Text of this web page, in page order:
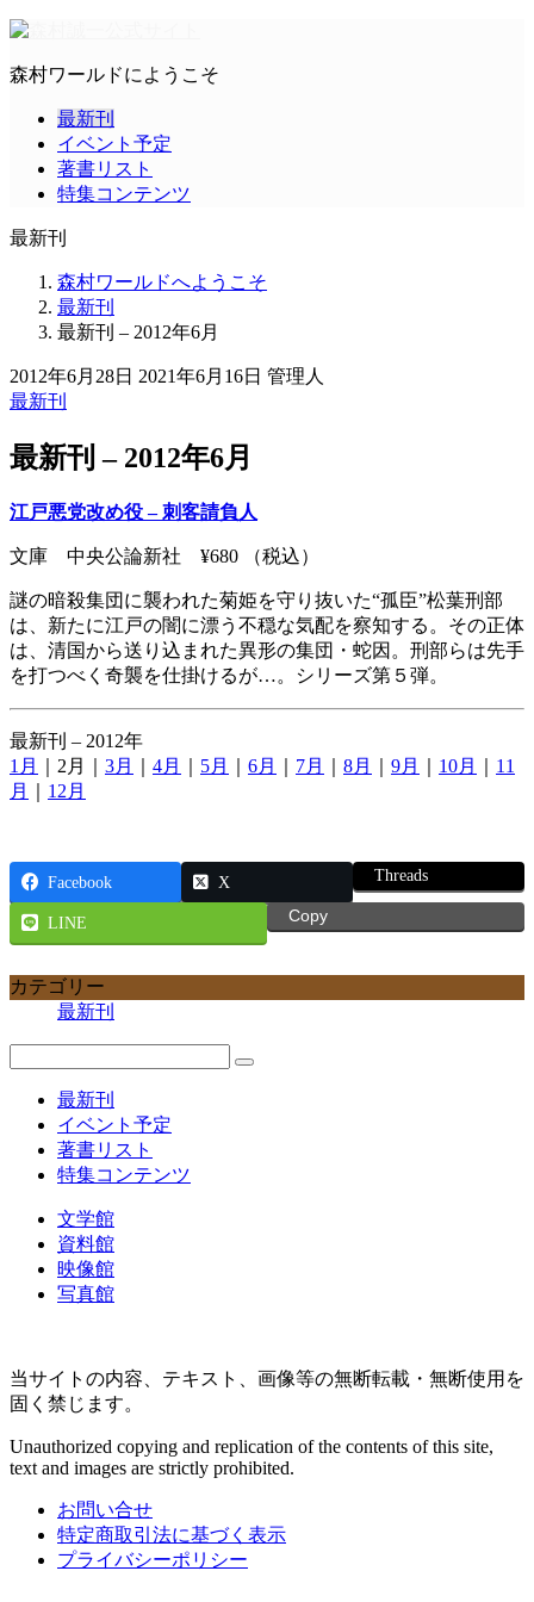
森村ワールドにようこそ
最新刊
イベント予定
著書リスト
特集コンテンツ
最新刊
森村ワールドへようこそ
最新刊
最新刊 – 2012年6月
2012年6月28日 2021年6月16日 管理人
最新刊
最新刊 – 2012年6月
江戸悪党改め役 – 刺客請負人
文庫 中央公論新社 ¥680 （税込）
謎の暗殺集団に襲われた菊姫を守り抜いた“孤臣”松葉刑部
は、新たに江戸の闇に漂う不穏な気配を察知する。その正体
は、清国から送り込まれた異形の集団・蛇因。刑部らは先手
を打つべく奇襲を仕掛けるが…。シリーズ第５弾。
最新刊 – 2012年
1月
｜2月｜ 3月 4月 5月 6月 7月 8月 9月 10月
11
月
12月
Facebook X Threads
LINE Copy
カテゴリー
最新刊
最新刊
イベント予定
著書リスト
特集コンテンツ
文学館
資料館
映像館
写真館
当サイトの内容、テキスト、画像等の無断転載・無断使用を
固く禁じます。
Unauthorized copying and replication of the contents of this site,
text and images are strictly prohibited.
お問い合せ
特定商取引法に基づく表示
プライバシーポリシー